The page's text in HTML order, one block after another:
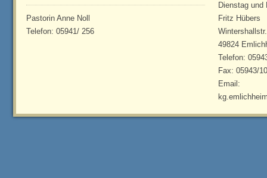
Pastorin Anne Noll
Telefon: 05941/ 256
Dienstag und
Fritz Hübers
49824
Telefon:
Fax: 05943/
Email: